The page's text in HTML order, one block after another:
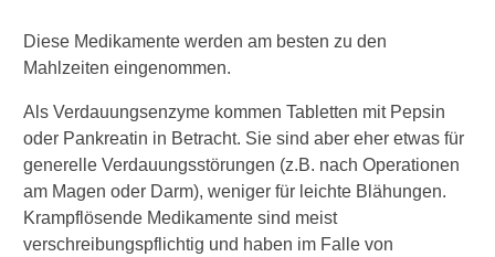
Diese Medikamente werden am besten zu den
Mahlzeiten eingenommen.
Als Verdauungsenzyme kommen Tabletten mit Pepsin
oder Pankreatin in Betracht. Sie sind aber eher etwas für
generelle Verdauungsstörungen (z.B. nach Operationen
am Magen oder Darm), weniger für leichte Blähungen.
Krampflösende Medikamente sind meist
verschreibungspflichtig und haben im Falle von
w
r
e
n
e
i
n